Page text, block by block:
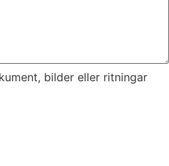
bilder eller ritningar